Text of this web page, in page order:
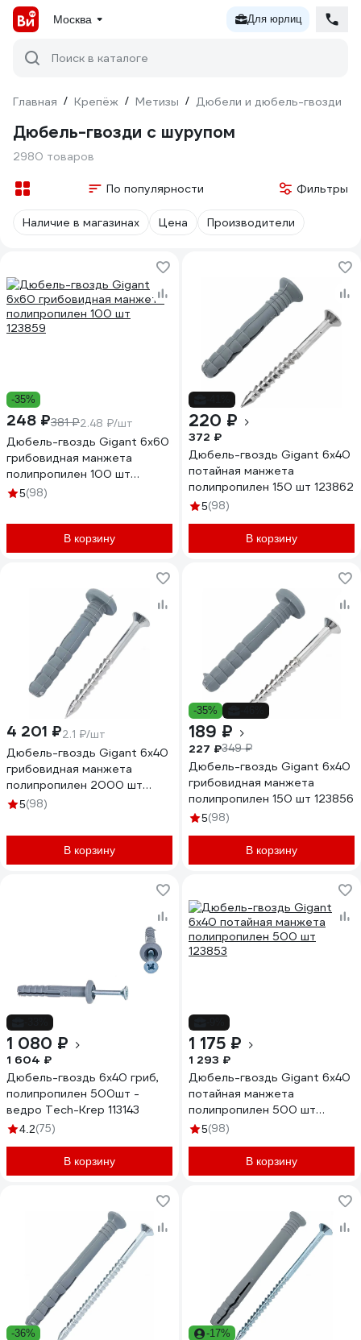
Москва Для юрлиц
Поиск в каталоге
Главная / Крепёж / Метизы / Дюбели и дюбель-гвозди
Дюбель-гвозди с шурупом
2980 товаров
По популярности Фильтры
Наличие в магазинах Цена Производители
-35%
248 ₽381 ₽2.48 ₽/шт
Дюбель-гвоздь Gigant 6x60
грибовидная манжета
полипропилен 100 шт
123859
5(98)
В корзину
220 ₽
372 ₽
Дюбель-гвоздь Gigant 6x40
потайная манжета
полипропилен 150 шт 123862
5(98)
В корзину
4 201 ₽2.1 ₽/шт
Дюбель-гвоздь Gigant 6x40
грибовидная манжета
полипропилен 2000 шт
123858
5(98)
В корзину
-35%
189 ₽
227 ₽349 ₽
Дюбель-гвоздь Gigant 6x40
грибовидная манжета
полипропилен 150 шт 123856
5(98)
В корзину
1 080 ₽
1 604 ₽
Дюбель-гвоздь 6х40 гриб,
полипропилен 500шт -
ведро Tech-Krep 113143
4.2(75)
В корзину
1 175 ₽
1 293 ₽
Дюбель-гвоздь Gigant 6x40
потайная манжета
полипропилен 500 шт
123853
5(98)
В корзину
-36% -17%